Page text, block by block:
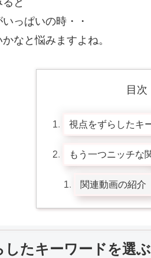
と
っぱいの時・・
なと悩みますよね。
目次
視点をずらしたキ
もう一つニッチな
関連動画の紹介
したキーワードを選ぶ